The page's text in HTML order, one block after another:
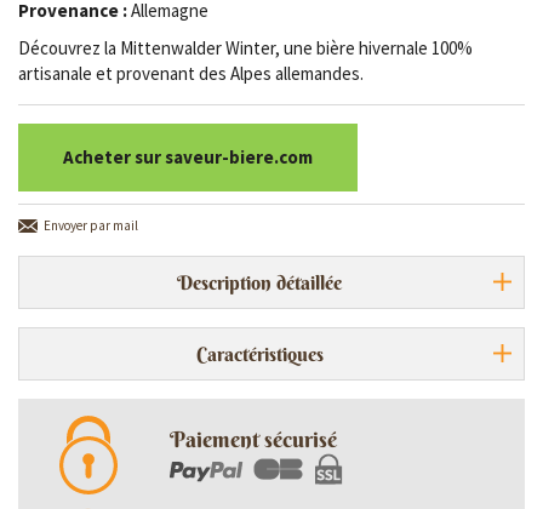
Provenance :Allemagne
Découvrez la Mittenwalder Winter, une bière hivernale 100%
artisanale et provenant des Alpes allemandes.
Acheter sur saveur-biere.com
Envoyer par mail
Description détaillée
Caractéristiques
Paiement sécurisé